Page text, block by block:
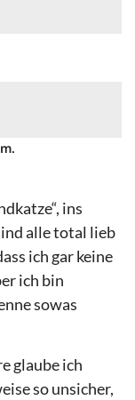
ins
alle total lieb
ich gar keine
ich bin
sowas
glaube ich
so unsicher,